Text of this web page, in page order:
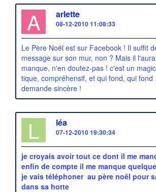
A arlette
08-12-2010 11:08:33
Le Père Noël est sur Facebook ! Il suffit
message sur son mur, non ? Mais il
manque, n'en doutez-pas ! c'est un
tique, compréhensif, et qui fond, qui fond
demande sincère !
L léa
07-12-2010 19:30:34
je croyais avoir tout ce dont il me
enfin de compte il me manque
je vais téléphoner au père noël pour
dans sa hotte